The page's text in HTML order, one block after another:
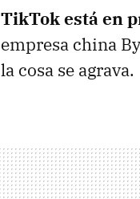
TikTok está en
empresa china
la cosa se agrava.